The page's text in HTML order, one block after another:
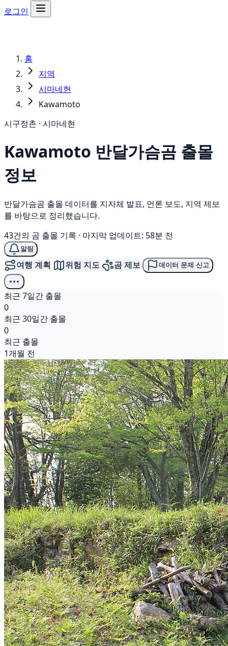
로그인
홈
지역
시마네현
Kawamoto
시구정촌 · 시마네현
Kawamoto 반달가슴곰 출몰
정보
반달가슴곰 출몰 데이터를 지자체 발표, 언론 보도, 지역 제보
를 바탕으로 정리했습니다.
43건의 곰 출몰 기록 · 마지막 업데이트: 58분 전
알림
여행 계획 위험 지도 곰 제보 데이터 문제 신고
최근 7일간 출몰
0
최근 30일간 출몰
0
최근 출몰
1개월 전